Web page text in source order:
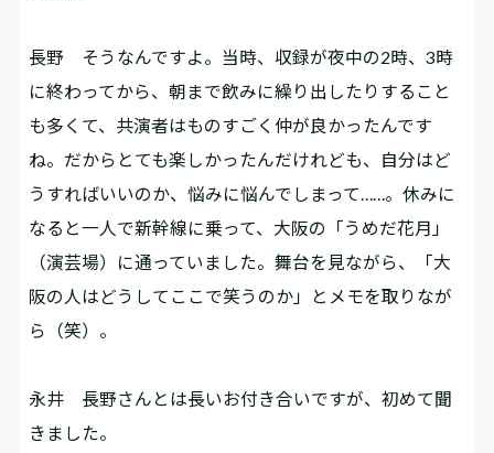
長野 そうなんですよ。当時、収録が夜中の2時、3時
に終わってから、朝まで飲みに繰り出したりすること
も多くて、共演者はものすごく仲が良かったんです
ね。だからとても楽しかったんだけれども、自分はど
うすればいいのか、悩みに悩んでしまって……。休みに
なると一人で新幹線に乗って、大阪の「うめだ花月」
（演芸場）に通っていました。舞台を見ながら、「大
阪の人はどうしてここで笑うのか」とメモを取りなが
ら（笑）。
永井 長野さんとは長いお付き合いですが、初めて聞
きました。